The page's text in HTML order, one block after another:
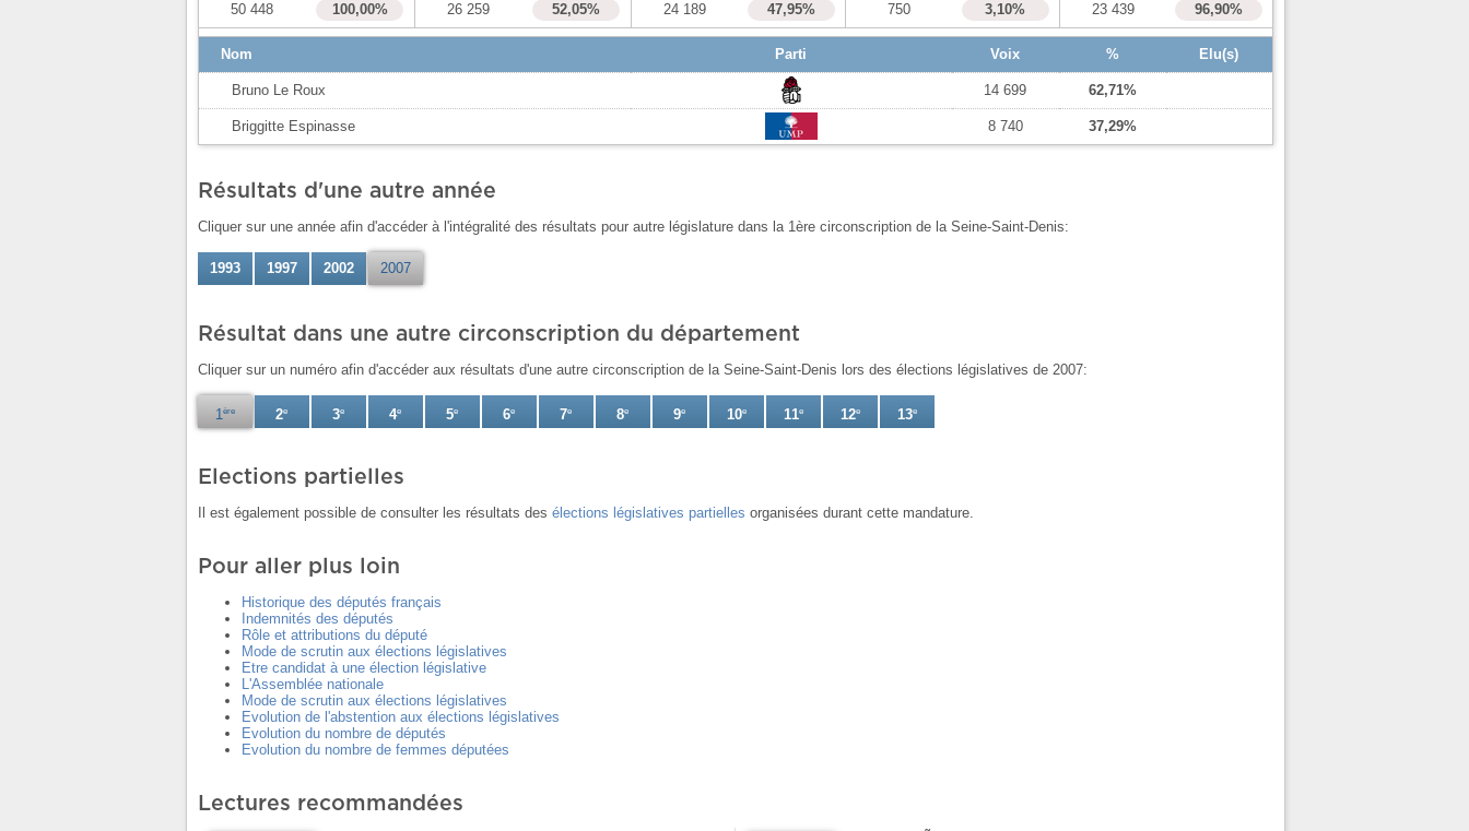
50 448 100,00% 26 259 52,05% 24 189 47,95% 750 3,10% 23 439 96,90%
Nom Parti Voix % Elu(s)
Bruno Le Roux 14 699 62,71%
Briggitte Espinasse 8 740 37,29%
Résultats d'une autre année
Cliquer sur une année afin d'accéder à l'intégralité des résultats pour autre législature dans la 1ère circonscription de la Seine-Saint-Denis:
1993 1997 2002 2007
Résultat dans une autre circonscription du département
Cliquer sur un numéro afin d'accéder aux résultats d'une autre circonscription de la Seine-Saint-Denis lors des élections législatives de 2007:
1ère 2e 3e 4e 5e 6e 7e 8e 9e 10e 11e 12e 13e
Elections partielles
Il est également possible de consulter les résultats des élections législatives partielles organisées durant cette mandature.
Pour aller plus loin
Historique des députés français
Indemnités des députés
Rôle et attributions du député
Mode de scrutin aux élections législatives
Etre candidat à une élection législative
L'Assemblée nationale
Mode de scrutin aux élections législatives
Evolution de l'abstention aux élections législatives
Evolution du nombre de députés
Evolution du nombre de femmes députées
Lectures recommandées